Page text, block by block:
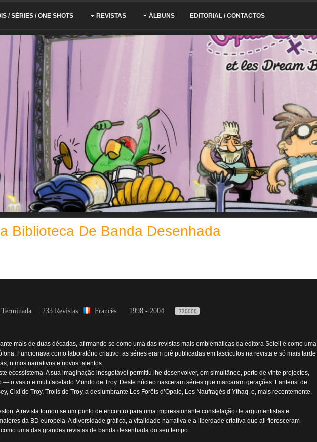
/ SÉRIES / ONE SHOTS REVISTAS ÁLBUNS EDITORIAL / CONTACTOS
Biblioteca De Banda Desenhada
233 Revistas Francês 1998 - 2004 220000
mais de duas décadas, afirmando se como uma das revistas mais emblemáticas da editora Soleil e como uma
Funcionava como laboratório criativo: as séries eram pré publicadas em fascículos na revista e só mais tarde
ritmos narrativos e novos talentos.
ecossistema. A sua imaginação inesgotável permitiu lhe desenvolver, em simultâneo, perto de vinte projectos,
o vasto e multifacetado Mundo de Troy. Deste núcleo nasceram séries que marcaram gerações: Lanfeust de
Cixi de Troy, Trolls de Troy, a deslumbrante Les Forêts d’Opale, Les Naufragés d’Ythaq, e, mais recentemente,
A revista tornou se um ponto de encontro para uma impressionante constelação de argumentistas e
da BD europeia. A diversidade gráfica, a vitalidade narrativa e a liberdade criativa que ali floresceram
uma das grandes revistas de banda desenhada do seu tempo.